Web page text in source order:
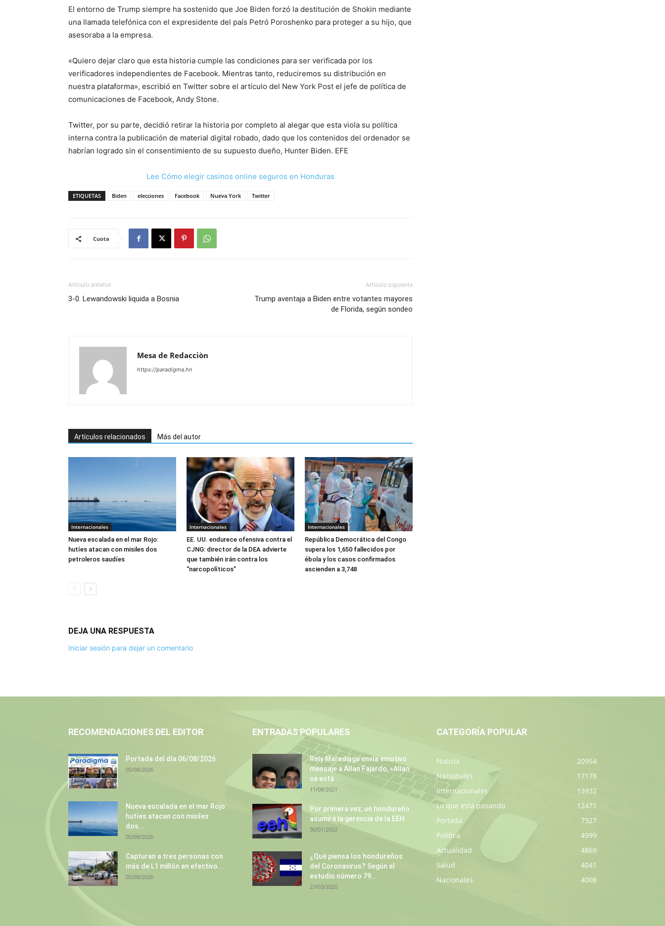
El entorno de Trump siempre ha sostenido que Joe Biden forzó la destitución de Shokin mediante
una llamada telefónica con el expresidente del país Petró Poroshenko para proteger a su hijo, que
asesoraba a la empresa.
«Quiero dejar claro que esta historia cumple las condiciones para ser verificada por los
verificadores independientes de Facebook. Mientras tanto, reduciremos su distribución en
nuestra plataforma», escribió en Twitter sobre el artículo del New York Post el jefe de política de
comunicaciones de Facebook, Andy Stone.
Twitter, por su parte, decidió retirar la historia por completo al alegar que esta viola su política
interna contra la publicación de material digital robado, dado que los contenidos del ordenador se
habrían logrado sin el consentimiento de su supuesto dueño, Hunter Biden. EFE
Lee Cómo elegir casinos online seguros en Honduras
ETIQUETAS Biden elecciones Facebook Nueva York Twitter
Cuota
Artículo anterior
3-0. Lewandowski liquida a Bosnia
Artículo siguiente
Trump aventaja a Biden entre votantes mayores
de Florida, según sondeo
Mesa de Redacciòn
https://paradigma.hn
Artículos relacionados Más del autor
Internacionales
Nueva escalada en el mar Rojo:
hutíes atacan con misiles dos
petroleros saudíes
Internacionales
EE. UU. endurece ofensiva contra el
CJNG: director de la DEA advierte
que también irán contra los
“narcopolíticos”
Internacionales
República Democrática del Congo
supera los 1,650 fallecidos por
ébola y los casos confirmados
ascienden a 3,748
DEJA UNA RESPUESTA
Iniciar sesión para dejar un comentario
RECOMENDACIONES DEL EDITOR
Portada del día 06/08/2026
05/08/2026
Nueva escalada en el mar Rojo:
hutíes atacan con misiles
dos...
05/08/2026
Capturan a tres personas con
más de L1 millón en efectivo...
05/08/2026
ENTRADAS POPULARES
Rely Maradiaga envía emotivo
mensaje a Allan Fajardo, «Allan
se está...
11/08/2021
Por primera vez, un hondureño
asumirá la gerencia de la EEH
30/01/2022
¿Qué piensa los hondureños
del Coronavirus? Según el
estudio número 79...
27/03/2020
CATEGORÍA POPULAR
Noticia
20954
Nacionales
17178
Internacionales
13932
Lo que está pasando
12471
Portada
7327
Política
4999
Actualidad
4869
Salud
4041
Nacionales
4008